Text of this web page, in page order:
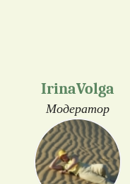
IrinaVolga
Модератор